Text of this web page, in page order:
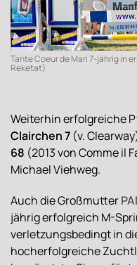
Tante Coeur de Mari 7-jährig in
Reketat)
Weiterhin erfolgreiche
Clairchen 7 (v.
68 (2013 von Comme il
Michael Viehweg.
Auch die Großmutter
jährig erfolgreich M-
verletzungsbedingt in
hocherfolgreiche